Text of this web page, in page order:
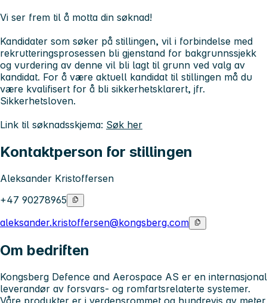
Vi ser frem til å motta din søknad!
Kandidater som søker på stillingen, vil i forbindelse med
rekrutteringsprosessen bli gjenstand for bakgrunnssjekk
og vurdering av denne vil bli lagt til grunn ved valg av
kandidat. For å være aktuell kandidat til stillingen må du
være kvalifisert for å bli sikkerhetsklarert, jfr.
Sikkerhetsloven.
Link til søknadsskjema: Søk her
Kontaktperson for stillingen
Aleksander Kristoffersen
+47 90278965
aleksander.kristoffersen@kongsberg.com
Om bedriften
Kongsberg Defence and Aerospace AS er en internasjonal
leverandør av forsvars- og romfartsrelaterte systemer.